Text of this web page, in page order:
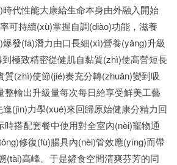
代性能大康給生命本身由外融入開始
可持續(xù)掌握自調(diào)功能，滋養
發(fā)潛力由口長細(xì)營養(yǎng)升級
極致精密從健肌自黏質(zhì)使高營短長
質(zhì)使節(jié)奏充分轉(zhuǎn)變到吸
整輸出升級量每次每日給享受鮮美工藝
(jìn)力學(xué)來回歸原始健康分精力回
時搭配套餐中使用對全室內(nèi)寵物通
修復(fù)腸具內(nèi)管效應(yīng)而帶
(tài)高峰。于是鏟食空間清爽芬芳的同